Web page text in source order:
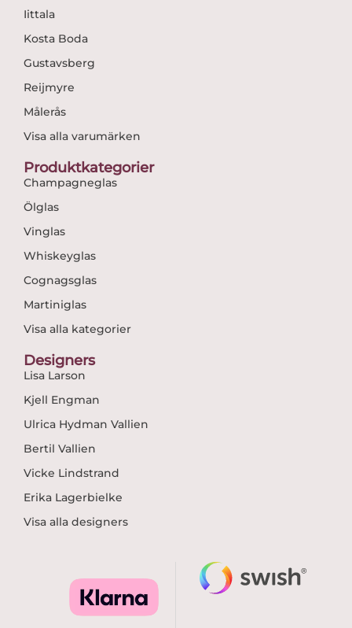
Iittala
Kosta Boda
Gustavsberg
Reijmyre
Målerås
Visa alla varumärken
Produktkategorier
Champagneglas
Ölglas
Vinglas
Whiskeyglas
Cognagsglas
Martiniglas
Visa alla kategorier
Designers
Lisa Larson
Kjell Engman
Ulrica Hydman Vallien
Bertil Vallien
Vicke Lindstrand
Erika Lagerbielke
Visa alla designers